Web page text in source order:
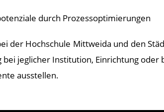
durch Prozessoptimierungen
der Hochschule Mittweida und den
bei jeglicher Institution, Einrichtung
ausstellen.